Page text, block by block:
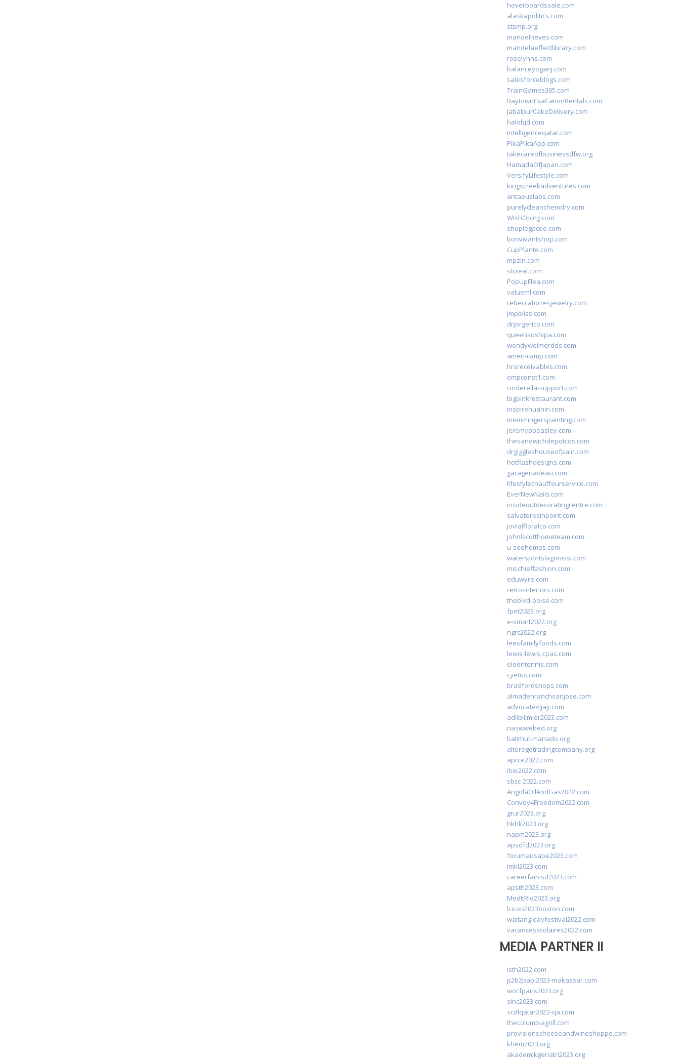
hoverboardssale.com
alaskapolitics.com
stsmp.org
manoelneves.com
mandelaeffectlibrary.com
roselynns.com
balanceyoganj.com
salesforceblogs.com
TrainGames365.com
BaytownEvaCationRentals.com
JabalpurCakeDelivery.com
halobjd.com
intelligenceqatar.com
PikaPikaApp.com
takecareofbusinessdfw.org
HamadaOfJapan.com
VersifyLifestyle.com
kingscreekadventures.com
antaeuslabs.com
purelycleanchemdry.com
WishOping.com
shoplegacee.com
bonvivantshop.com
CupPlante.com
mpzin.com
stcreal.com
PopUpFlea.com
valueml.com
rebeccatorresjewelry.com
jmpbliss.com
drjorgerico.com
queensushipa.com
wendyweimerdds.com
ameri-camp.com
hrsreceivables.com
empconst1.com
cinderella-support.com
bigpinkrestaurant.com
inspirehuahin.com
memmingerspainting.com
jeremypbeasley.com
thesandwichdepotcos.com
drgiggleshouseofpain.com
hotflashdesigns.com
garagenadeau.com
lifestylechauffeurservice.com
EverNewNails.com
insideoutdecoratingcentre.com
salvatoresinpoint.com
jovialfloralco.com
johnlscotthometeam.com
u-seehomes.com
watersportslagonissi.com
mischieffashion.com
eduwyre.com
retro-interiors.com
theblvd-boise.com
fpet2023.org
e-smart2022.org
ngrc2022.org
leesfamilyfoods.com
lewis-lewis-cpas.com
eleontennis.com
cyetus.com
bradfordshops.com
almadenranchsanjose.com
advocatevijay.com
adlibilimler2023.com
naswwebed.org
balithut-manado.org
alteregotradingcompany.org
aprce2022.com
ibie2022.com
sbcc-2022.com
AngolaOilAndGas2022.com
Convoy4Freedom2022.com
grur2023.org
hkhk2023.org
napm2023.org
apsdfd2023.org
forumausape2023.com
imkl2023.com
careerfaircsd2023.com
apsth2023.com
MedItRio2023.org
lcicon2023boston.com
waitangidayfestival2022.com
vacancesscolaires2022.com
MEDIA PARTNER II
isth2022.com
p2b2pabi2023-makassar.com
wocfparis2023.org
sinc2023.com
scdlqatar2022-qa.com
thecolumbiagrill.com
provisionscheeseandwineshoppe.com
khedi2023.org
akademikgeriatri2023.org